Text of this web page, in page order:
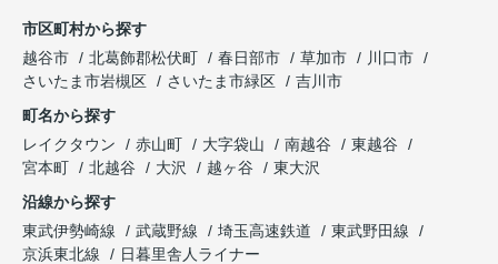
市区町村から探す
越谷市
北葛飾郡松伏町 春日部市 草加市
川口市
さいたま市岩槻区
さいたま市緑区
吉川市
町名から探す
レイクタウン
赤山町 大字袋山 南越谷
東越谷
宮本町
北越谷 大沢 越ヶ谷
東大沢
沿線から探す
東武伊勢崎線
武蔵野線 埼玉高速鉄道
東武野田線
京浜東北線
日暮里舎人ライナー